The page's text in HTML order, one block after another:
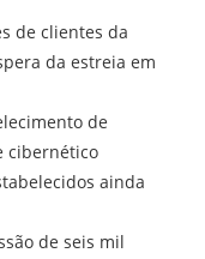
de clientes da
da estreia em
de
cibernético
ainda
de seis mil